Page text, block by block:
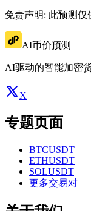
免责声明: 此预测仅
AI币价预测
AI驱动的智能加密
X
专题页面
BTCUSDT
ETHUSDT
SOLUSDT
更多交易对